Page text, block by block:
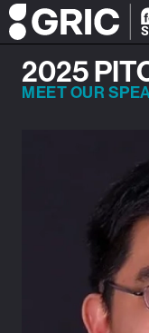
2025
MEET OUR